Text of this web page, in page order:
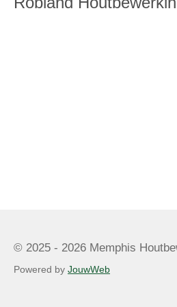
© 2025 - 2026 Memphis
Powered by JouwWeb